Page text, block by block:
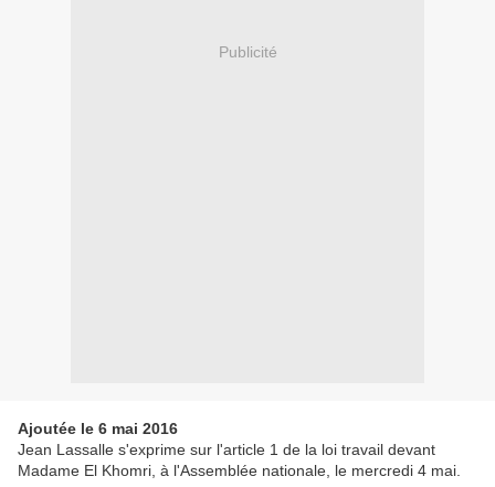
Publicité
Ajoutée le 6 mai 2016
Jean Lassalle s'exprime sur l'article 1 de la loi travail devant
Madame El Khomri, à l'Assemblée nationale, le mercredi 4 mai.